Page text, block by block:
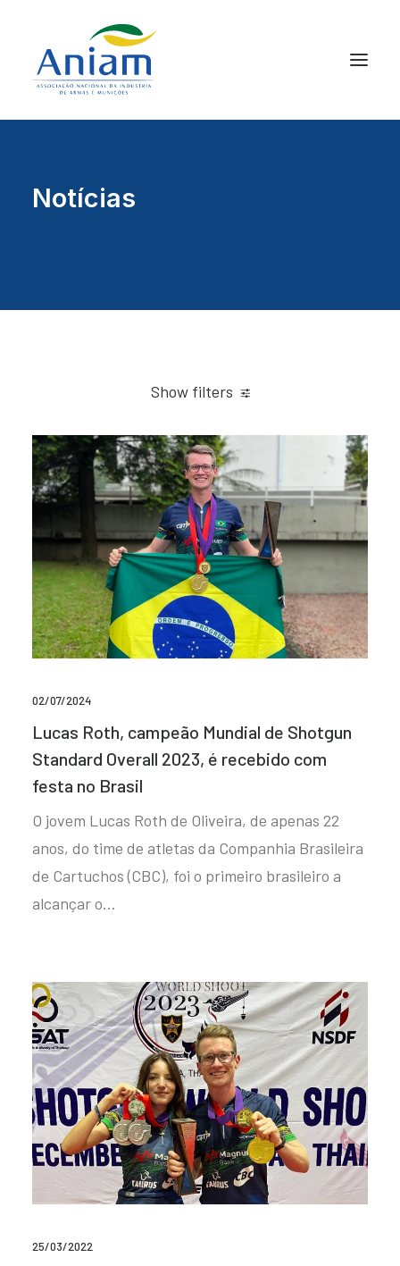
Notícias
Show filters
02/07/2024
Lucas Roth, campeão Mundial de Shotgun
Standard Overall 2023, é recebido com
festa no Brasil
O jovem Lucas Roth de Oliveira, de apenas 22
anos, do time de atletas da Companhia Brasileira
de Cartuchos (CBC), foi o primeiro brasileiro a
alcançar o…
25/03/2022